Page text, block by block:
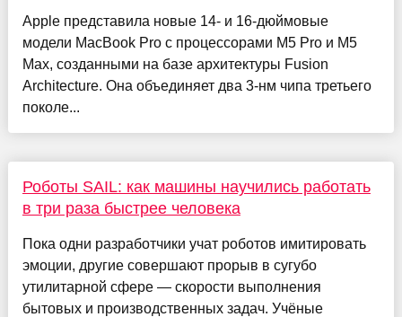
Apple представила новые 14- и 16-дюймовые
модели MacBook Pro с процессорами M5 Pro и M5
Max, созданными на базе архитектуры Fusion
Architecture. Она объединяет два 3-нм чипа третьего
поколе...
Роботы SAIL: как машины научились работать
в три раза быстрее человека
Пока одни разработчики учат роботов имитировать
эмоции, другие совершают прорыв в сугубо
утилитарной сфере — скорости выполнения
бытовых и производственных задач. Учёные